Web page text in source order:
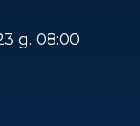
g. 08:00